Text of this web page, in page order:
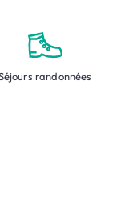
randonnées